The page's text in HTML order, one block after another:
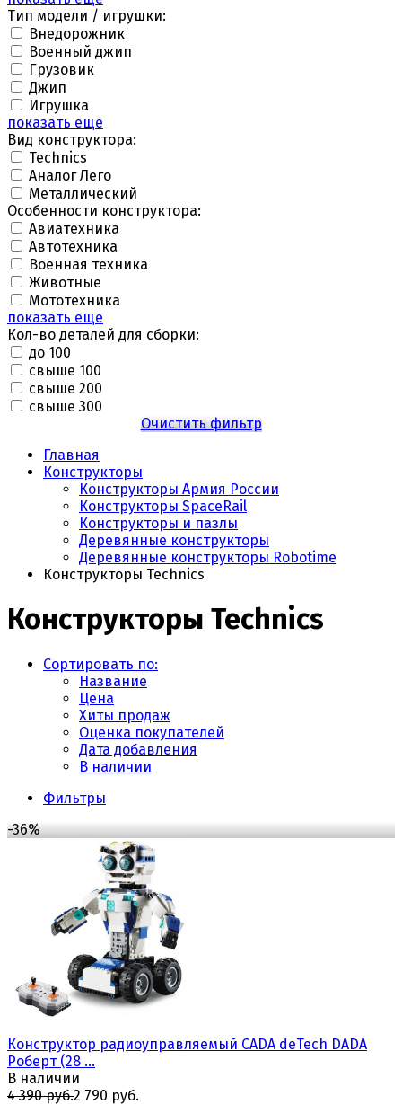
Тип модели / игрушки:
Внедорожник
Военный джип
Грузовик
Джип
Игрушка
показать еще
Вид конструктора:
Technics
Аналог Лего
Металлический
Особенности конструктора:
Авиатехника
Автотехника
Военная техника
Животные
Мототехника
показать еще
Кол-во деталей для сборки:
до 100
свыше 100
свыше 200
свыше 300
Очистить фильтр
Главная
Конструкторы
Конструкторы Армия России
Конструкторы SpaceRail
Конструкторы и пазлы
Деревянные конструкторы
Деревянные конструкторы Robotime
Конструкторы Technics
Конструкторы Technics
Сортировать по:
Название
Цена
Хиты продаж
Оценка покупателей
Дата добавления
В наличии
Фильтры
-36%
Конструктор радиоуправляемый CADA deTech DADA
Роберт (28 ...
В наличии
4 390 руб.2 790 руб.